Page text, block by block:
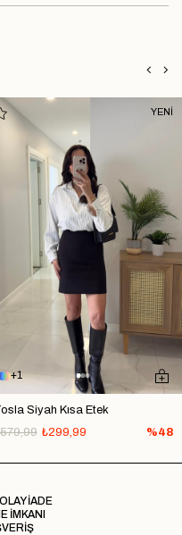
1
Siyah Kısa Etek
₺299,99
%48
YENİ
İADE
İMKANI